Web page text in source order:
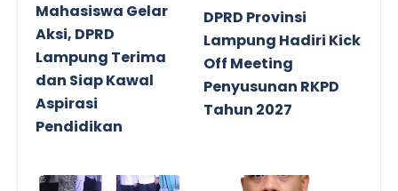
Mahasiswa Gelar
Aksi, DPRD
Lampung Terima
dan Siap Kawal
Aspirasi
Pendidikan
DPRD Provinsi
Lampung Hadiri Kick
Off Meeting
Penyusunan RKPD
Tahun 2027